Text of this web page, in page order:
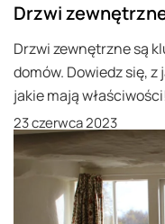
Drzwi
Drzwi zewnętrzne są
domów. Dowiedz się,
jakie mają właściwości!
23 czerwca 2023